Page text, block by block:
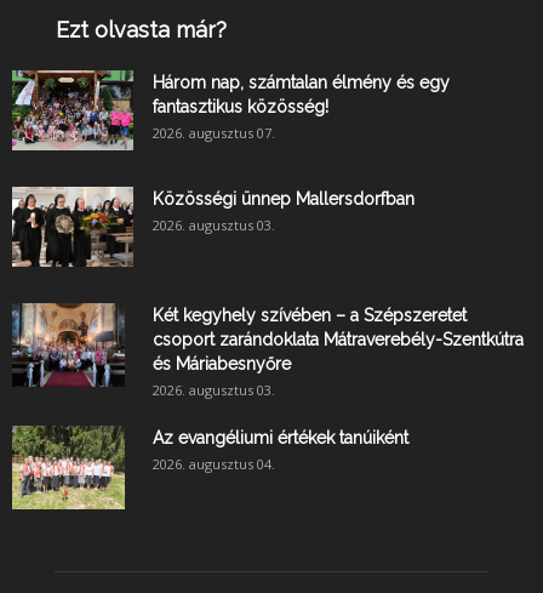
Ezt olvasta már?
Három nap, számtalan élmény és egy
fantasztikus közösség!
2026. augusztus 07.
Közösségi ünnep Mallersdorfban
2026. augusztus 03.
Két kegyhely szívében – a Szépszeretet
csoport zarándoklata Mátraverebély-Szentkútra
és Máriabesnyőre
2026. augusztus 03.
Az evangéliumi értékek tanúiként
2026. augusztus 04.